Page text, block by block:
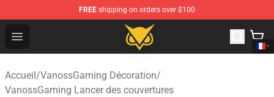
FREE shipping on orders over $100
Open menu
Vanossgaming Store - Official Vanossgaming
Accueil/VanossGaming Décoration/
VanossGaming Lancer des couvertures